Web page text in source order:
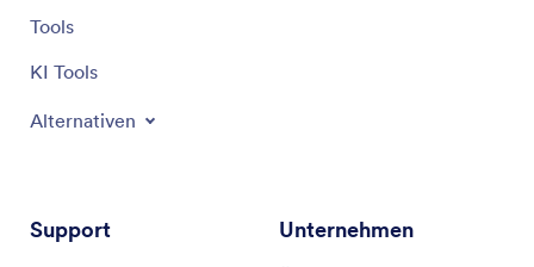
Tools
KI Tools
Alternativen
Support Unternehmen